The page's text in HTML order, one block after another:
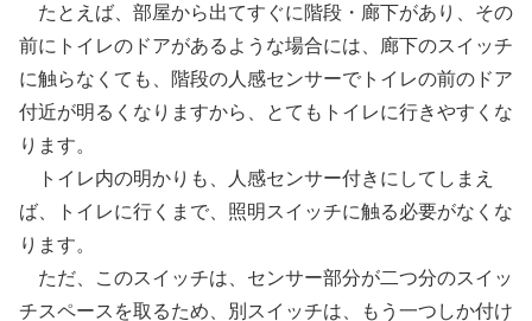
たとえば、部屋から出てすぐに階段・廊下があり、その
前にトイレのドアがあるような場合には、廊下のスイッチ
に触らなくても、階段の人感センサーでトイレの前のドア
付近が明るくなりますから、とてもトイレに行きやすくな
ります。
トイレ内の明かりも、人感センサー付きにしてしまえ
ば、トイレに行くまで、照明スイッチに触る必要がなくな
ります。
ただ、このスイッチは、センサー部分が二つ分のスイッ
チスペースを取るため、別スイッチは、もう一つしか付け